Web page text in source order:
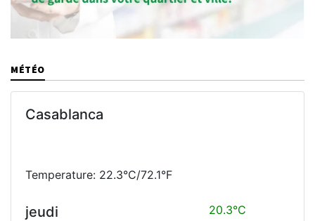
MÉTÉO
Casablanca
Temperature: 22.3°C/72.1°F
jeudi 20.3°C